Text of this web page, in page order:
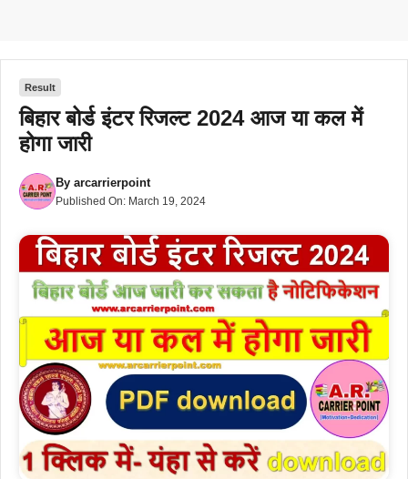
Result
बिहार बोर्ड इंटर रिजल्ट 2024 आज या कल में
होगा जारी
By arcarrierpoint
Published On: March 19, 2024